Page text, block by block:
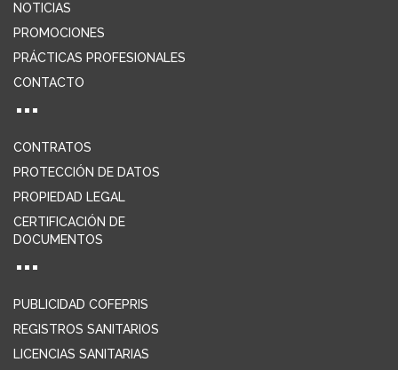
NOTICIAS
PROMOCIONES
PRÁCTICAS PROFESIONALES
CONTACTO
CONTRATOS
PROTECCIÓN DE DATOS
PROPIEDAD LEGAL
CERTIFICACIÓN DE
DOCUMENTOS
PUBLICIDAD COFEPRIS
REGISTROS SANITARIOS
LICENCIAS SANITARIAS